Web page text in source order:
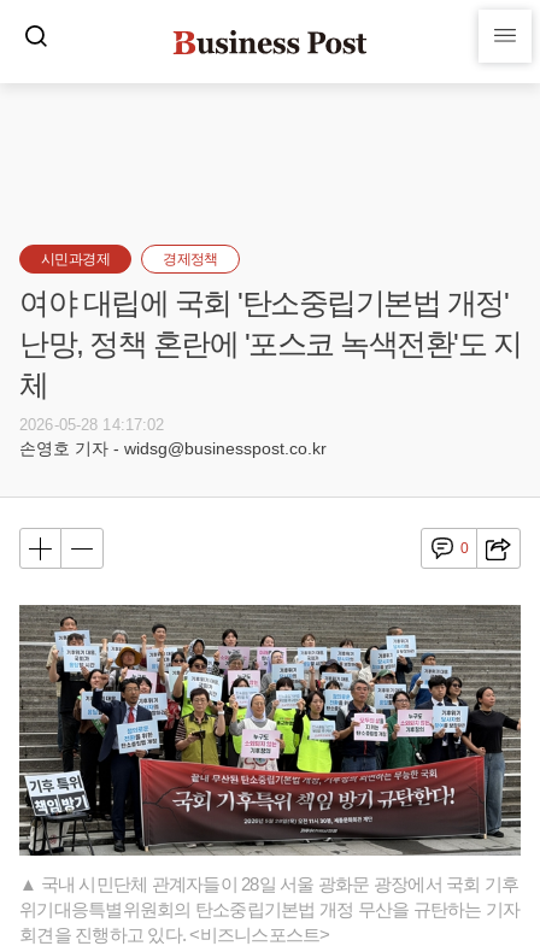
시민과경제 경제정책
여야 대립에 국회 '탄소중립기본법 개정'
난망, 정책 혼란에 '포스코 녹색전환'도 지
체
2026-05-28 14:17:02
손영호 기자 - widsg@businesspost.co.kr
0
▲ 국내 시민단체 관계자들이 28일 서울 광화문 광장에서 국회 기후
위기대응특별위원회의 탄소중립기본법 개정 무산을 규탄하는 기자
회견을 진행하고 있다. <비즈니스포스트>